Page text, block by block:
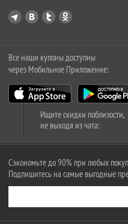
Все наши купоны доступны
через Мобильное Приложение:
Ищите скидки поблизости,
не выходя из чата:
Сэкономьте до 90% при любых
Подпишитесь на самые выгодные